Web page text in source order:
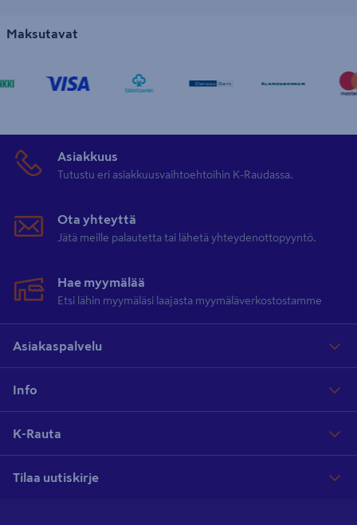
Maksutavat
Asiakkuus
Tutustu eri asiakkuusvaihtoehtoihin K-Raudassa.
Ota yhteyttä
Jätä meille palautetta tai lähetä yhteydenottopyyntö.
Hae myymälää
Etsi lähin myymäläsi laajasta myymäläverkostostamme
Asiakaspalvelu
Info
K-Rauta
Tilaa uutiskirje